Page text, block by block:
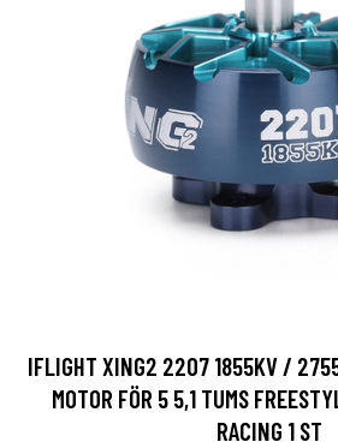
IFLIGHT XING2 2207 1855KV /
MOTOR FÖR 5 5,1 TUMS
RACING 1 ST